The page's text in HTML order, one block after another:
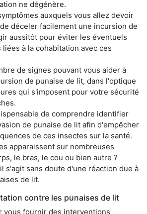
ne dégénère.
auxquels vous allez devoir
déceler facilement une incursion de
aussitôt pour éviter les éventuels
à la cohabitation avec ces
de signes pouvant vous aider à
de punaise de lit, dans l'optique
qui s'imposent pour votre sécurité
de comprendre identifier
de punaise de lit afin d'empêcher
de ces insectes sur la santé.
apparaissent sur nombreuses
le bras, le cou ou bien autre ?
s'agit sans doute d'une réaction due à
de lit.
contre les punaises de lit
vous fournir des interventions